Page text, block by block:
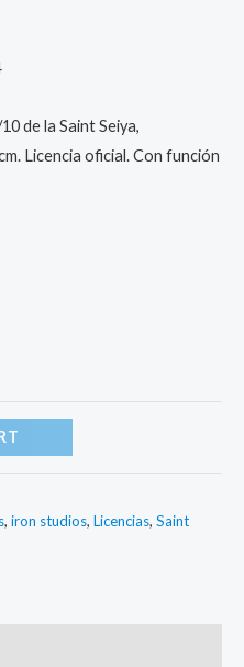
de la Saint Seiya,
Licencia oficial. Con función
, iron studios, Licencias, Saint